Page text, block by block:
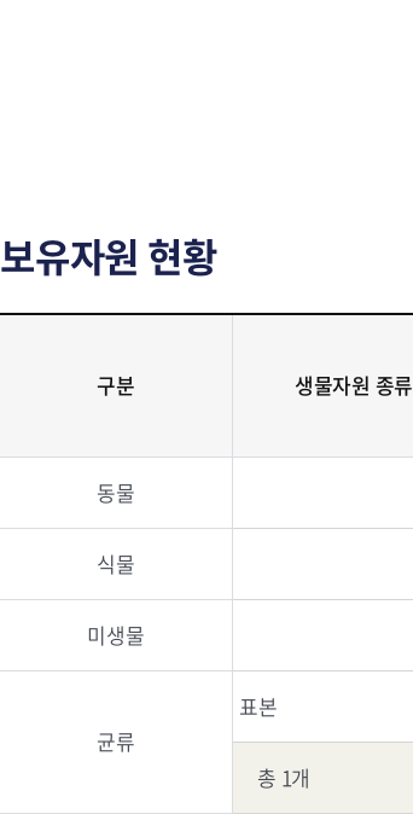
보유자원 현황
구분 생물자원 종류
동물
식물
미생물
균류
표본
총 1개